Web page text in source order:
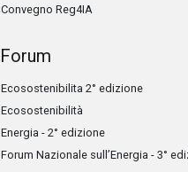
Convegno Reg4IA
Forum
Ecosostenibilita 2° edizione
Ecosostenibilità
Energia - 2° edizione
Forum Nazionale sull’Energia - 3°